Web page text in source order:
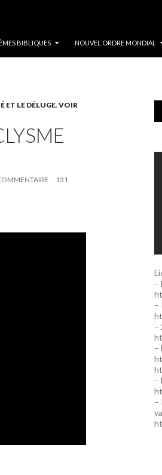
BIBLIQUES NOUVEL ORDRE MONDIAL
ET LE DÉLUGE, VOIR
131
–
–
–
–
–
–